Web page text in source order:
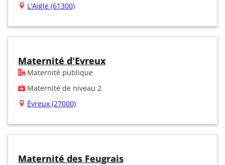
L'Aigle (61300)
Maternité d'Evreux
Maternité publique
Maternité de niveau 2
Évreux (27000)
Maternité des Feugrais